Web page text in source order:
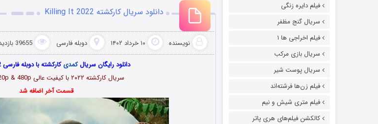
فیلم دایره زنگی
سریال گنج مظفر
فیلم اخراجی ها ۱
سریال بازی مرکب
سریال پوست شیر
فیلم زن‌ها فرشته‌اند
فیلم متری شیش و نیم
کالکشن فیلم‌های هری پاتر
دانلود سریال کارکشته Killing It 2022
نویسنده ۱۰ خرداد ۱۴۰۲ دوبله فارسی 39655 بازدید
دانلود رایگان سریالکمدیکارکشته با دوبله فارسی Killing It 2022
سریال کارکشته ۲۰۲۲با کیفیت عالی 1080p & 720p & 480p
قسمت آخر اضافه شد